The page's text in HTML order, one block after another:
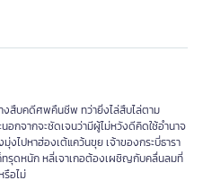
งสืบคดีศพคืนชีพ ทว่ายิ่งไล่สืบไล่ตาม
อกจากจะชัดเจนว่ามีผู้ไม่หวังดีคิดใช้อำนาจ
ไปหาฮ่องเต้แคว้นขุย เจ้าของกระบี่ธารา
ทรุดหนัก หลี่เจาเกอต้องเผชิญกับคลื่นลมที่
รือไม่